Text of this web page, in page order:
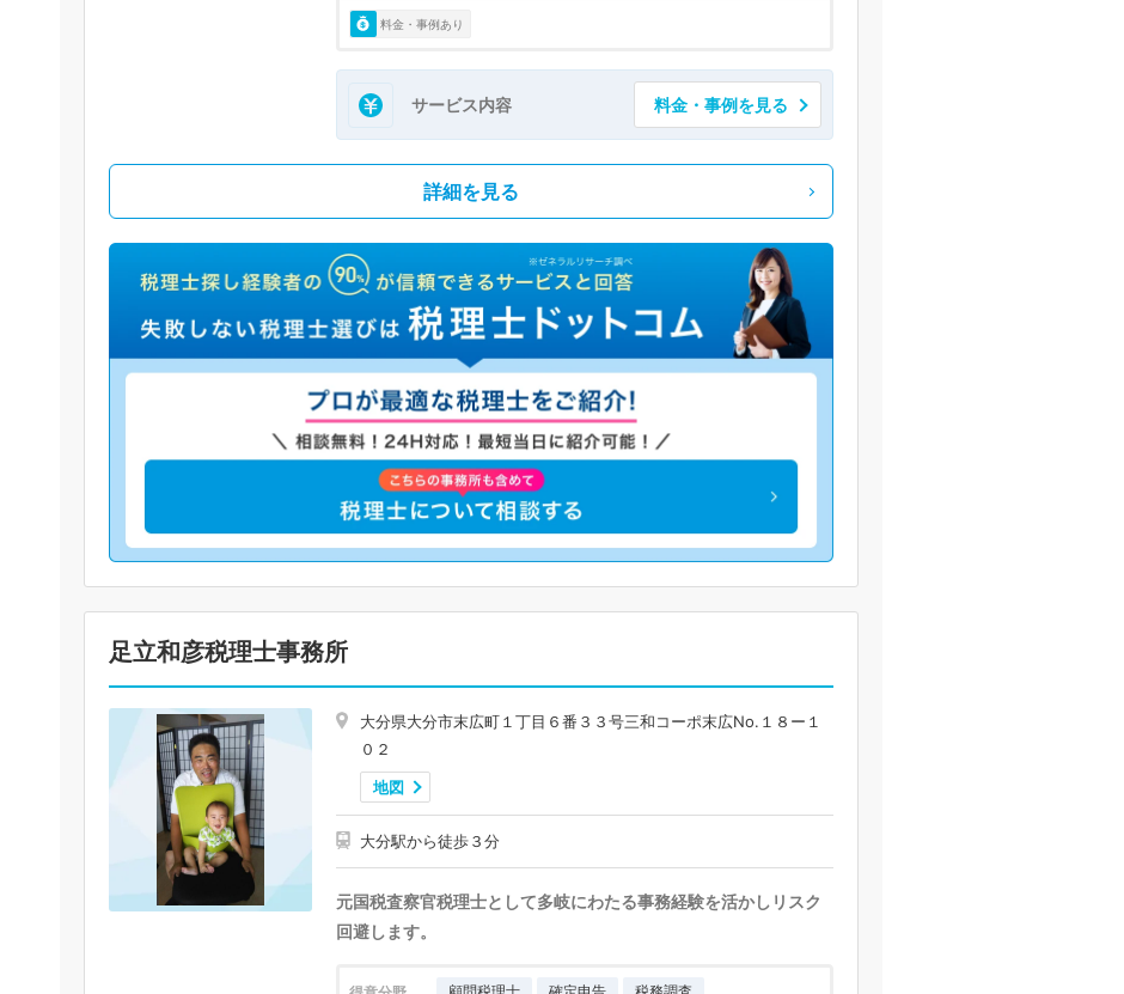
料金・事例あり
サービス内容 料金・事例を見る
詳細を見る
足立和彦税理士事務所
大分県大分市末広町１丁目６番３３号三和コーポ末広No.１８ー１
０２
地図
大分駅から徒歩３分
元国税査察官税理士として多岐にわたる事務経験を活かしリスク
回避します。